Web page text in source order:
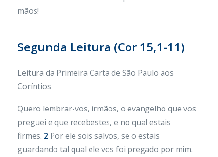
mãos!
Segunda Leitura (Cor 15,1-11)
Leitura da Primeira Carta de São Paulo aos
Coríntios
Quero lembrar-vos, irmãos, o evangelho que vos
preguei e que recebestes, e no qual estais
firmes. 2 Por ele sois salvos, se o estais
guardando tal qual ele vos foi pregado por mim.